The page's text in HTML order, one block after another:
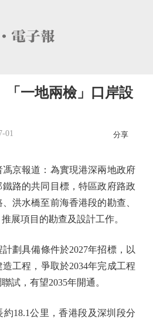
一地兩檢」口岸設
01 分享
京報道：為實現港深兩地政府
路的共同目標，特區政府路政
洪水橋至前海香港段的勘查、
展項目的勘查及設計工作。
具備條件於2027年招標，以
工程，爭取於2034年完成工程
試，有望2035年開通。
18.1公里，香港段及深圳段分